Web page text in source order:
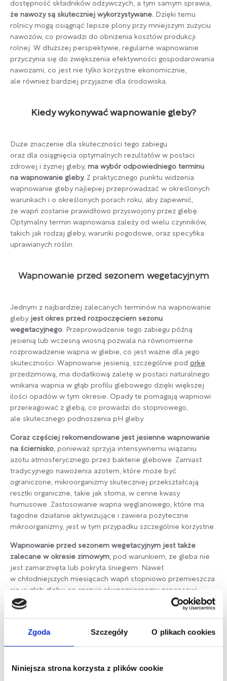
Zgoda Szczegóły O plikach cookies
Niniejsza strona korzysta z plików cookie
dostępność składników odżywczych, a tym samym sprawia,
że nawozy są skuteczniej wykorzystywane. Dzięki temu
rolnicy mogą osiągnąć lepsze plony przy mniejszym zużyciu
nawozów, co prowadzi do obniżenia kosztów produkcji
rolnej. W dłuższej perspektywie, regularne wapnowanie
przyczynia się do zwiększenia efektywności gospodarowania
nawozami, co jest nie tylko korzystne ekonomicznie,
ale również bardziej przyjazne dla środowiska.
Kiedy wykonywać wapnowanie gleby?
Duże znaczenie dla skuteczności tego zabiegu
oraz dla osiągnięcia optymalnych rezultatów w postaci
zdrowej i żyznej gleby, ma wybór odpowiedniego terminu
na wapnowanie gleby. Z praktycznego punktu widzenia
wapnowanie gleby najlepiej przeprowadzać w określonych
warunkach i o określonych porach roku, aby zapewnić,
że wapń zostanie prawidłowo przyswojony przez glebę.
Optymalny termin wapnowania zależy od wielu czynników,
takich jak rodzaj gleby, warunki pogodowe, oraz specyfika
uprawianych roślin.
Wapnowanie przed sezonem wegetacyjnym
Jednym z najbardziej zalecanych terminów na wapnowanie
gleby jest okres przed rozpoczęciem sezonu
wegetacyjnego. Przeprowadzenie tego zabiegu późną
jesienią lub wczesną wiosną pozwala na równomierne
rozprowadzenie wapna w glebie, co jest ważne dla jego
skuteczności. Wapnowanie jesienią, szczególnie pod orkę
przedzimową, ma dodatkową zaletę w postaci naturalnego
wnikania wapnia w głąb profilu glebowego dzięki większej
ilości opadów w tym okresie. Opady te pomagają wapniowi
przereagować z glebą, co prowadzi do stopniowego,
ale skutecznego podnoszenia pH gleby.
Coraz częściej rekomendowane jest jesienne wapnowanie
na ściernisko, ponieważ sprzyja intensywnemu wiązaniu
azotu atmosferycznego przez bakterie glebowe. Zamiast
tradycyjnego nawożenia azotem, które może być
ograniczone, mikroorganizmy skuteczniej przekształcają
resztki organiczne, takie jak słoma, w cenne kwasy
humusowe. Zastosowanie wapna węglanowego, które ma
łagodne działanie aktywizujące i zawiera pożyteczne
mikroorganizmy, jest w tym przypadku szczególnie korzystne.
Wapnowanie przed sezonem wegetacyjnym jest także
zalecane w okresie zimowym, pod warunkiem, że gleba nie
jest zamarznięta lub pokryta śniegiem. Nawet
w chłodniejszych miesiącach wapń stopniowo przemieszcza
się w głąb gleby, co sprzyja równomiernemu procesowi
odkwaszania i przygotowuje glebę na nadejście wiosny. Zimą
opadów